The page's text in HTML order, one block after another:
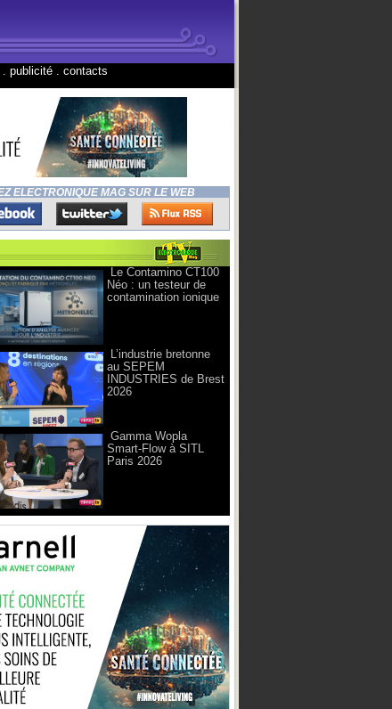
publicité contacts
ELECTRONIQUE MAG SUR LE WEB
Le Contamino CT100
Néo : un testeur de
contamination ionique
L’industrie bretonne
au SEPEM
INDUSTRIES de Brest
2026
Gamma Wopla
Smart-Flow à SITL
Paris 2026